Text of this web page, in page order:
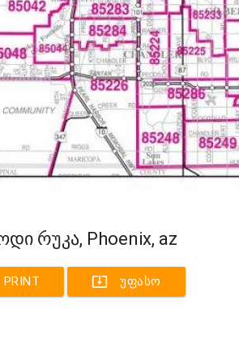
რუკა, Phoenix, az
PRINT system_update_alt ᲣᲤᲐᲡᲝ